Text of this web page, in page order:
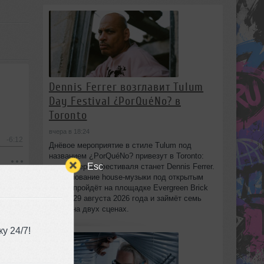
Esc
24/7!
-6:12
Dennis Ferrer возглавит Tulum
Day Festival ¿PorQuéNo? в
Toronto
вчера в 18:24
Днёвое мероприятие в стиле Tulum под
названием ¿PorQuéNo? привезут в Toronto:
хедлайнером фестиваля станет Dennis Ferrer.
Празднование house-музыки под открытым
небом пройдёт на площадке Evergreen Brick
Works 29 августа 2026 года и займёт семь
часов на двух сценах.